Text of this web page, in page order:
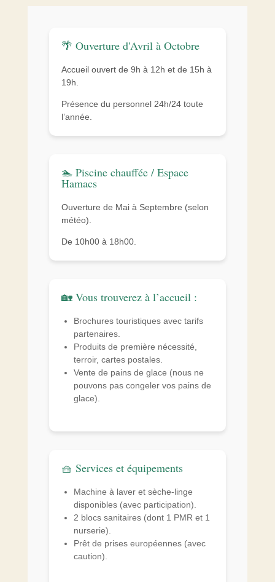
🌴 Ouverture d'Avril à Octobre
Accueil ouvert de 9h à 12h et de 15h à
19h.
Présence du personnel 24h/24 toute
l’année.
🏊 Piscine chauffée / Espace
Hamacs
Ouverture de Mai à Septembre (selon
météo).
De 10h00 à 18h00.
🏡 Vous trouverez à l’accueil :
Brochures touristiques avec tarifs
partenaires.
Produits de première nécessité,
terroir, cartes postales.
Vente de pains de glace (nous ne
pouvons pas congeler vos pains de
glace).
🧺 Services et équipements
Machine à laver et sèche-linge
disponibles (avec participation).
2 blocs sanitaires (dont 1 PMR et 1
nurserie).
Prêt de prises européennes (avec
caution).